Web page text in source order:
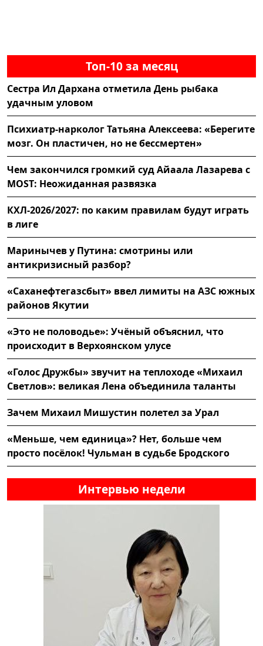
Топ-10 за месяц
Сестра Ил Дархана отметила День рыбака
удачным уловом
Психиатр-нарколог Татьяна Алексеева: «Берегите
мозг. Он пластичен, но не бессмертен»
Чем закончился громкий суд Айаала Лазарева с
MOST: Неожиданная развязка
КХЛ-2026/2027: по каким правилам будут играть
в лиге
Маринычев у Путина: смотрины или
антикризисный разбор?
«Саханефтегазсбыт» ввел лимиты на АЗС южных
районов Якутии
«Это не половодье»: Учёный объяснил, что
происходит в Верхоянском улусе
«Голос Дружбы» звучит на теплоходе «Михаил
Светлов»: великая Лена объединила таланты
Зачем Михаил Мишустин полетел за Урал
«Меньше, чем единица»? Нет, больше чем
просто посёлок! Чульман в судьбе Бродского
Интервью недели